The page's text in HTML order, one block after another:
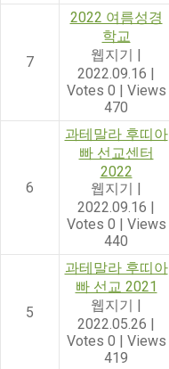
7
2022 여름성경
학교
웹지기 |
2022.09.16 |
Votes 0 | Views
470
6
과테말라 후띠아
빠 선교센터
2022
웹지기 |
2022.09.16 |
Votes 0 | Views
440
5
과테말라 후띠아
빠 선교 2021
웹지기 |
2022.05.26 |
Votes 0 | Views
419